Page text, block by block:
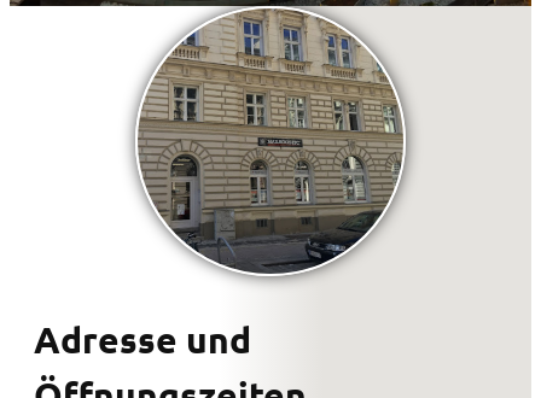
Adresse und